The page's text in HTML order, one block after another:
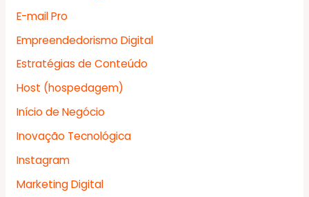
E-mail Pro
Empreendedorismo Digital
Estratégias de Conteúdo
Host (hospedagem)
Início de Negócio
Inovação Tecnológica
Instagram
Marketing Digital